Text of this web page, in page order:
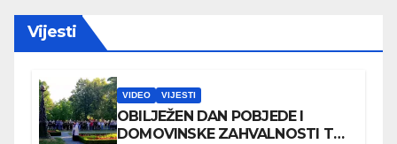
Vijesti
VIDEO VIJESTI
OBILJEŽEN DAN POBJEDE I
DOMOVINSKE ZAHVALNOSTI TE